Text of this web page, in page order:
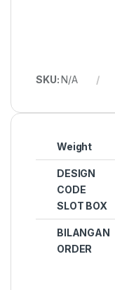
SKU:N/A
Weight
DESIGN
CODE
SLOT BOX
BILANGAN
ORDER